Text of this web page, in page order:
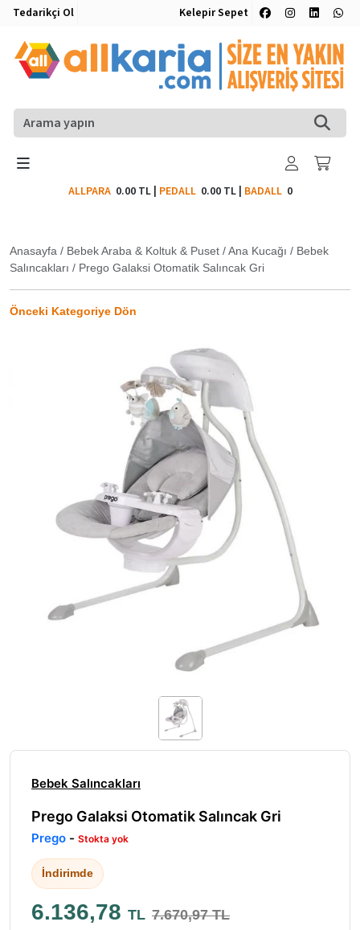
Tedarikçi Ol Kelepir Sepet
ALLPARA 0.00 TL| PEDALL 0.00 TL| BADALL0
Anasayfa / Bebek Araba & Koltuk & Puset /Ana Kucağı / Bebek
Salıncakları / Prego Galaksi Otomatik Salıncak Gri
Önceki Kategoriye Dön
Bebek Salıncakları
Prego Galaksi Otomatik Salıncak Gri
Prego - Stokta yok
İndirimde
6.136,78 TL 7.670,97 TL